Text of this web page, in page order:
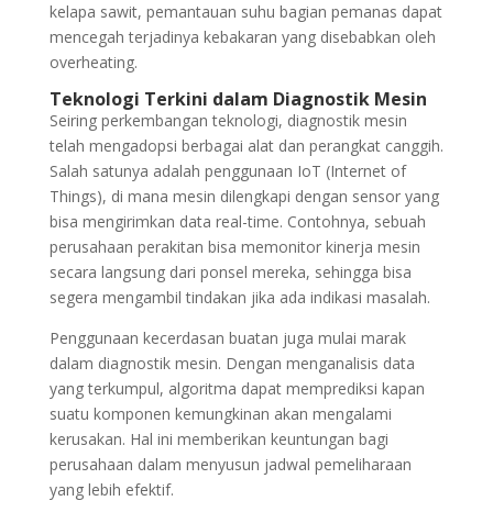
kelapa sawit, pemantauan suhu bagian pemanas dapat
mencegah terjadinya kebakaran yang disebabkan oleh
overheating.
Teknologi Terkini dalam Diagnostik Mesin
Seiring perkembangan teknologi, diagnostik mesin
telah mengadopsi berbagai alat dan perangkat canggih.
Salah satunya adalah penggunaan IoT (Internet of
Things), di mana mesin dilengkapi dengan sensor yang
bisa mengirimkan data real-time. Contohnya, sebuah
perusahaan perakitan bisa memonitor kinerja mesin
secara langsung dari ponsel mereka, sehingga bisa
segera mengambil tindakan jika ada indikasi masalah.
Penggunaan kecerdasan buatan juga mulai marak
dalam diagnostik mesin. Dengan menganalisis data
yang terkumpul, algoritma dapat memprediksi kapan
suatu komponen kemungkinan akan mengalami
kerusakan. Hal ini memberikan keuntungan bagi
perusahaan dalam menyusun jadwal pemeliharaan
yang lebih efektif.